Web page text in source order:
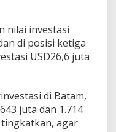
nilai investasi
di posisi ketiga
USD26,6 juta
di Batam,
juta dan 1.714
agar